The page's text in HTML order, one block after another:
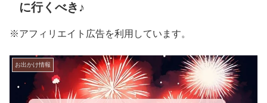
に行くべき♪
※アフィリエイト広告を利用しています。
お出かけ情報